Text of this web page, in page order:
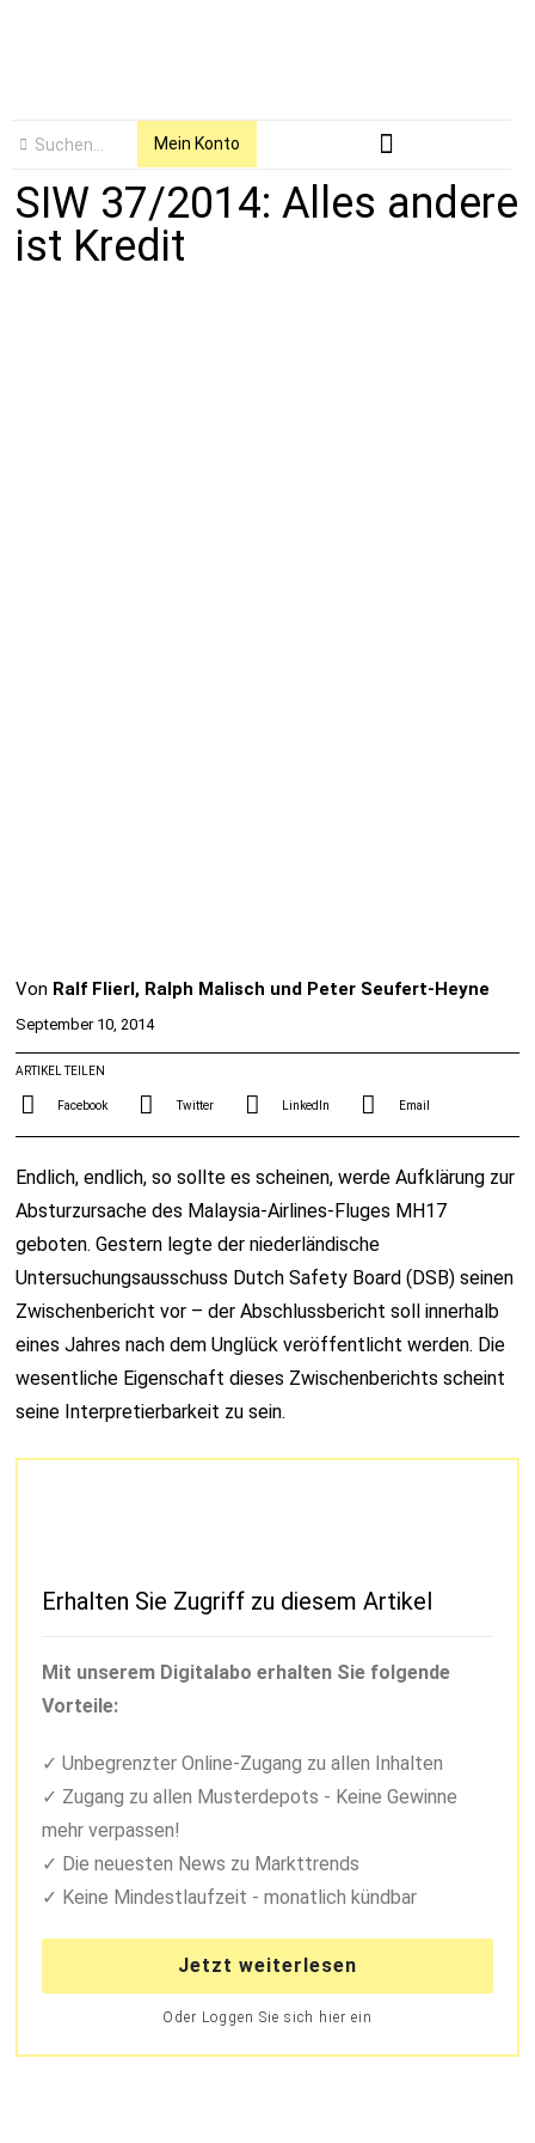
Mein Konto
SIW 37/2014: Alles andere
ist Kredit
Von Ralf Flierl, Ralph Malisch und Peter Seufert-Heyne
September 10, 2014
ARTIKEL TEILEN
Facebook Twitter LinkedIn Email
Endlich, endlich, so sollte es scheinen, werde Aufklärung zur
Absturzursache des Malaysia-Airlines-Fluges MH17
geboten. Gestern legte der niederländische
Untersuchungsausschuss Dutch Safety Board (DSB) seinen
Zwischenbericht vor – der Abschlussbericht soll innerhalb
eines Jahres nach dem Unglück veröffentlicht werden. Die
wesentliche Eigenschaft dieses Zwischenberichts scheint
seine Interpretierbarkeit zu sein.
Erhalten Sie Zugriff zu diesem Artikel
Mit unserem Digitalabo erhalten Sie folgende
Vorteile:
Unbegrenzter Online-Zugang zu allen Inhalten
Zugang zu allen Musterdepots - Keine Gewinne
mehr verpassen!
Die neuesten News zu Markttrends
Keine Mindestlaufzeit - monatlich kündbar
Jetzt weiterlesen
Oder Loggen Sie sich hier ein